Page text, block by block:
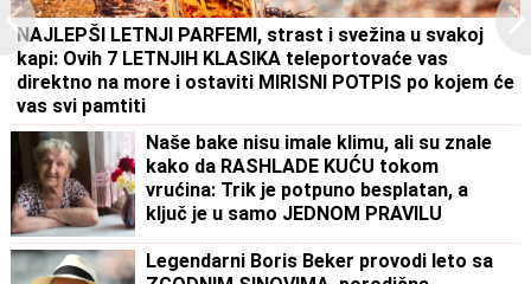
NAJLEPŠI LETNJI PARFEMI, strast i svežina u svakoj
kapi: Ovih 7 LETNJIH KLASIKA teleportovaće vas
direktno na more i ostaviti MIRISNI POTPIS po kojem će
vas svi pamtiti
Naše bake nisu imale klimu, ali su znale
kako da RASHLADE KUĆU tokom
vrućina: Trik je potpuno besplatan, a
ključ je u samo JEDNOM PRAVILU
Legendarni Boris Beker provodi leto sa